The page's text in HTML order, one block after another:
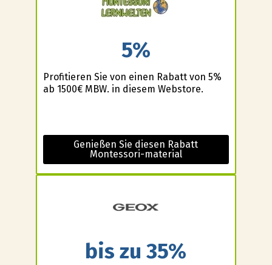
5%
Profitieren Sie von einen Rabatt von 5%
ab 1500€ MBW. in diesem Webstore.
Genießen Sie diesen Rabatt
Montessori-material
bis zu 35%